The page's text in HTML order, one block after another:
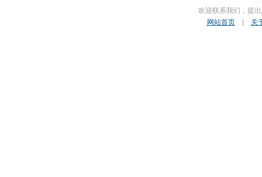
欢迎联系我们，提
网站首页| 关